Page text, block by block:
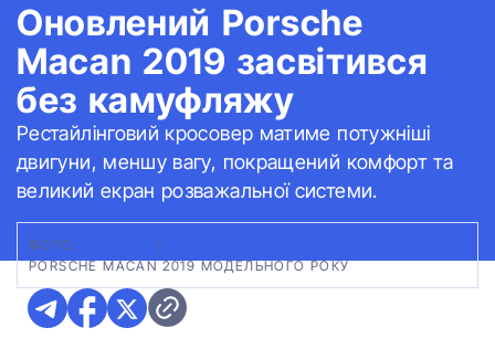
Оновлений Porsche
Macan 2019 засвітився
без камуфляжу
Рестайлінговий кросовер матиме потужніші
двигуни, меншу вагу, покращений комфорт та
великий екран розважальної системи.
ФОТО:
PORSCHE MACAN 2019 МОДЕЛЬНОГО РОКУ